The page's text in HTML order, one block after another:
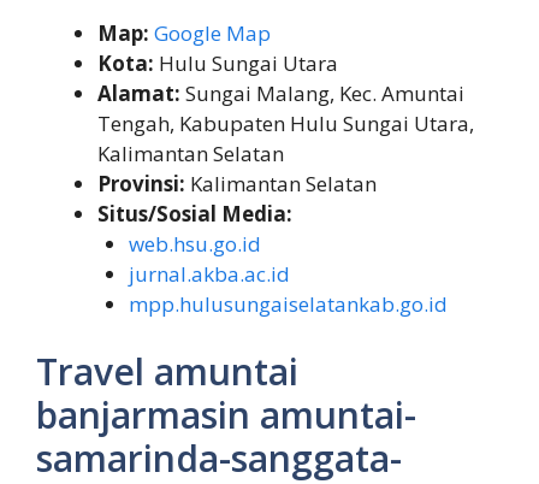
Map: Google Map
Kota: Hulu Sungai Utara
Alamat: Sungai Malang, Kec. Amuntai
Tengah, Kabupaten Hulu Sungai Utara,
Kalimantan Selatan
Provinsi: Kalimantan Selatan
Situs/Sosial Media:
web.hsu.go.id
jurnal.akba.ac.id
mpp.hulusungaiselatankab.go.id
Travel amuntai
banjarmasin amuntai-
samarinda-sanggata-